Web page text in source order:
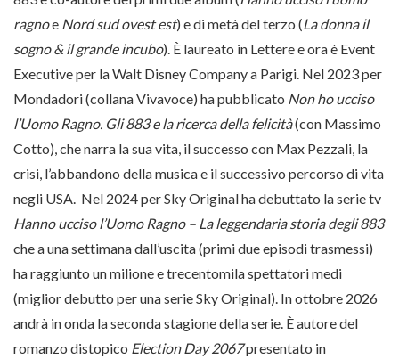
ragnoe Nord sud ovest est) e di metà del terzo (La donna il
sogno & il grande incubo). È laureato in Lettere e ora è Event
Executive per la Walt Disney Company a Parigi. Nel 2023 per
Mondadori (collana Vivavoce) ha pubblicato Non ho ucciso
l’Uomo Ragno. Gli 883 e la ricerca della felicità(con Massimo
Cotto), che narra la sua vita, il successo con Max Pezzali, la
crisi, l’abbandono della musica e il successivo percorso di vita
negli USA. Nel 2024 per Sky Original ha debuttato la serie tv
Hanno ucciso l’Uomo Ragno – La leggendaria storia degli 883
che a una settimana dall’uscita (primi due episodi trasmessi)
ha raggiunto un milione e trecentomila spettatori medi
(miglior debutto per una serie Sky Original). In ottobre 2026
andrà in onda la seconda stagione della serie. È autore del
romanzo distopico Election Day 2067presentato in